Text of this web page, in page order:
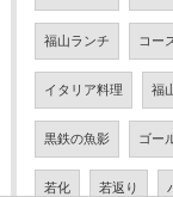
福山ランチ コー
イタリア料理 福
黒鉄の魚影 ゴー
若化 若返り